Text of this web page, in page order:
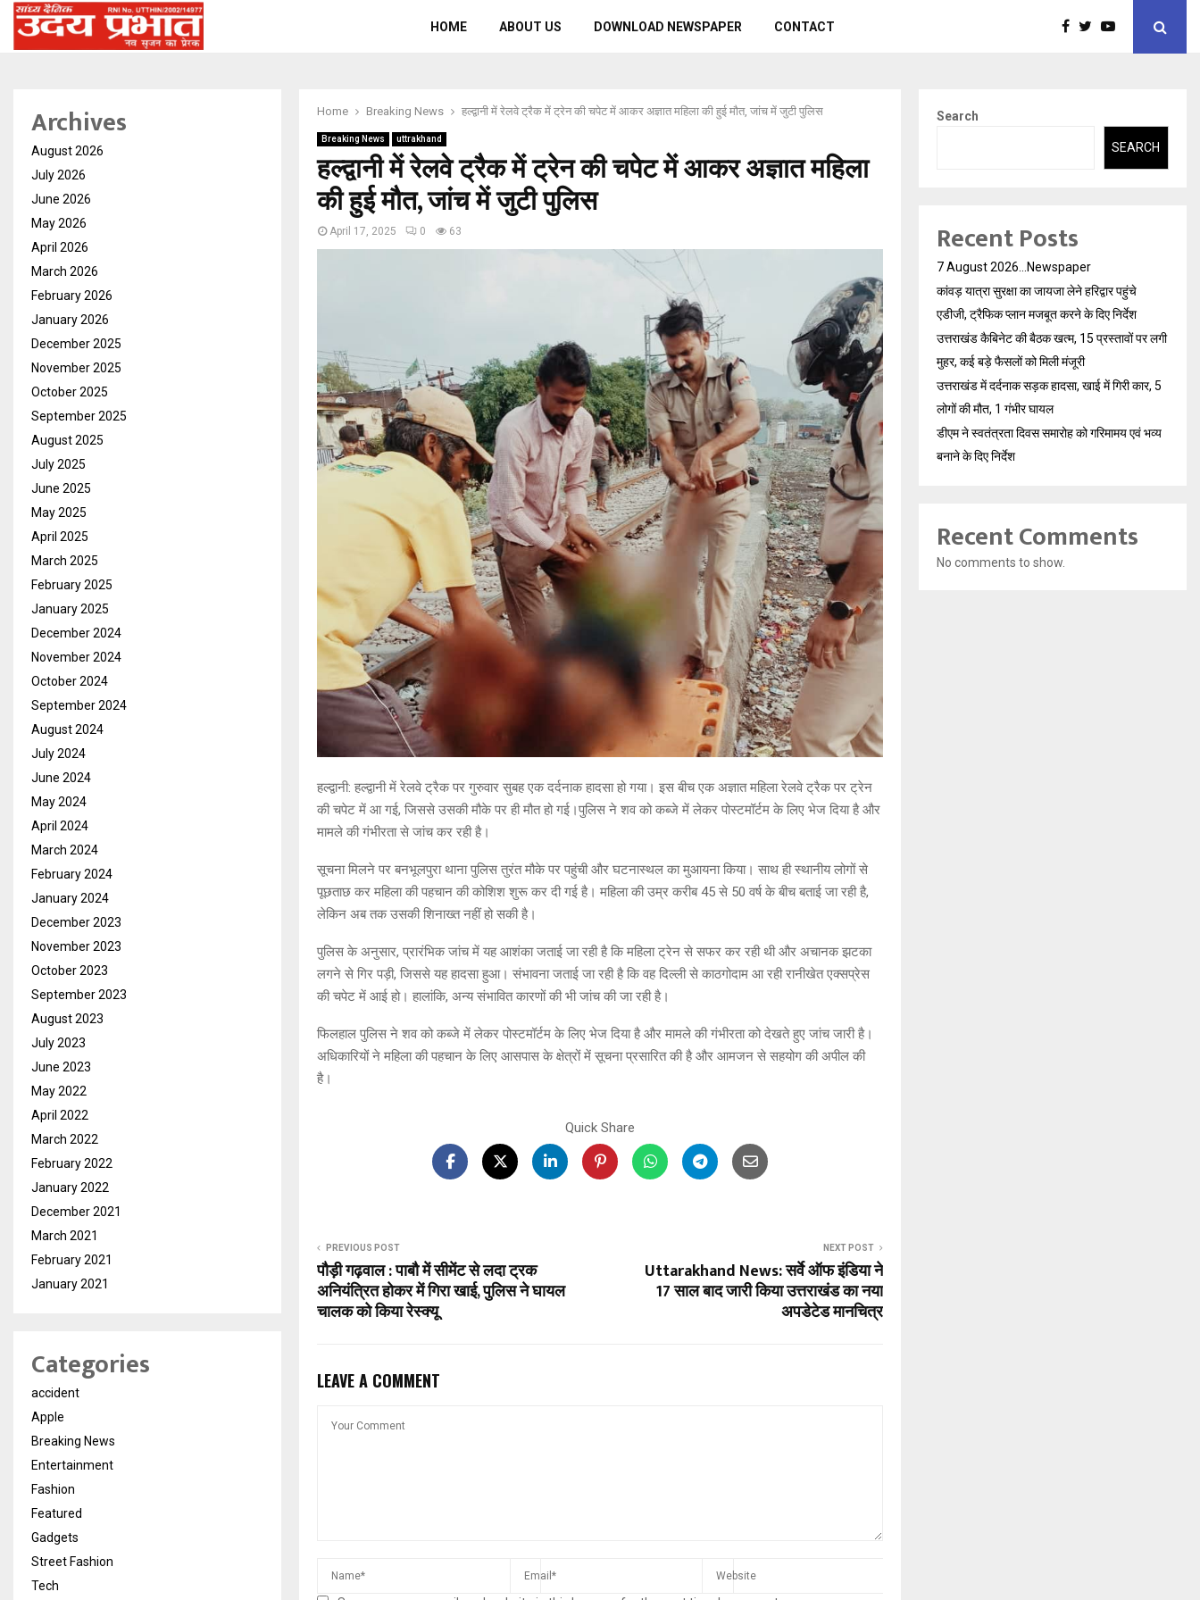
HOME ABOUT US DOWNLOAD NEWSPAPER CONTACT
Home Breaking News हल्द्वानी में रेलवे ट्रैक में ट्रेन की चपेट में आकर अज्ञात महिला की हुई मौत, जांच में जुटी पुलिस
Breaking News uttrakhand
हल्द्वानी में रेलवे ट्रैक में ट्रेन की चपेट में आकर अज्ञात महिला
की हुई मौत, जांच में जुटी पुलिस
April 17, 2025 0 63
हल्द्वानी: हल्द्वानी में रेलवे ट्रैक पर गुरुवार सुबह एक दर्दनाक हादसा हो गया। इस बीच एक अज्ञात महिला रेलवे ट्रैक पर ट्रेन
की चपेट में आ गई, जिससे उसकी मौके पर ही मौत हो गई।पुलिस ने शव को कब्जे में लेकर पोस्टमॉर्टम के लिए भेज दिया है और
मामले की गंभीरता से जांच कर रही है।
सूचना मिलने पर बनभूलपुरा थाना पुलिस तुरंत मौके पर पहुंची और घटनास्थल का मुआयना किया। साथ ही स्थानीय लोगों से
पूछताछ कर महिला की पहचान की कोशिश शुरू कर दी गई है। महिला की उम्र करीब 45 से 50 वर्ष के बीच बताई जा रही है,
लेकिन अब तक उसकी शिनाख्त नहीं हो सकी है।
पुलिस के अनुसार, प्रारंभिक जांच में यह आशंका जताई जा रही है कि महिला ट्रेन से सफर कर रही थी और अचानक झटका
लगने से गिर पड़ी, जिससे यह हादसा हुआ। संभावना जताई जा रही है कि वह दिल्ली से काठगोदाम आ रही रानीखेत एक्सप्रेस
की चपेट में आई हो। हालांकि, अन्य संभावित कारणों की भी जांच की जा रही है।
फिलहाल पुलिस ने शव को कब्जे में लेकर पोस्टमॉर्टम के लिए भेज दिया है और मामले की गंभीरता को देखते हुए जांच जारी है।
अधिकारियों ने महिला की पहचान के लिए आसपास के क्षेत्रों में सूचना प्रसारित की है और आमजन से सहयोग की अपील की
है।
Quick Share
PREVIOUS POST
पौड़ी गढ़वाल : पाबौ में सीमेंट से लदा ट्रक
अनियंत्रित होकर में गिरा खाई, पुलिस ने घायल
चालक को किया रेस्क्यू
NEXT POST
Uttarakhand News: सर्वे ऑफ इंडिया ने
17 साल बाद जारी किया उत्तराखंड का नया
अपडेटेड मानचित्र
LEAVE A COMMENT
Archives
August 2026
July 2026
June 2026
May 2026
April 2026
March 2026
February 2026
January 2026
December 2025
November 2025
October 2025
September 2025
August 2025
July 2025
June 2025
May 2025
April 2025
March 2025
February 2025
January 2025
December 2024
November 2024
October 2024
September 2024
August 2024
July 2024
June 2024
May 2024
April 2024
March 2024
February 2024
January 2024
December 2023
November 2023
October 2023
September 2023
August 2023
July 2023
June 2023
May 2022
April 2022
March 2022
February 2022
January 2022
December 2021
March 2021
February 2021
January 2021
Categories
accident
Apple
Breaking News
Entertainment
Fashion
Featured
Gadgets
Street Fashion
Tech
Search
SEARCH
Recent Posts
7 August 2026…Newspaper
कांवड़ यात्रा सुरक्षा का जायजा लेने हरिद्वार पहुंचे
एडीजी, ट्रैफिक प्लान मजबूत करने के दिए निर्देश
उत्तराखंड कैबिनेट की बैठक खत्म, 15 प्रस्तावों पर लगी
मुहर, कई बड़े फैसलों को मिली मंजूरी
उत्तराखंड में दर्दनाक सड़क हादसा, खाई में गिरी कार, 5
लोगों की मौत, 1 गंभीर घायल
डीएम ने स्वतंत्रता दिवस समारोह को गरिमामय एवं भव्य
बनाने के दिए निर्देश
Recent Comments
No comments to show.